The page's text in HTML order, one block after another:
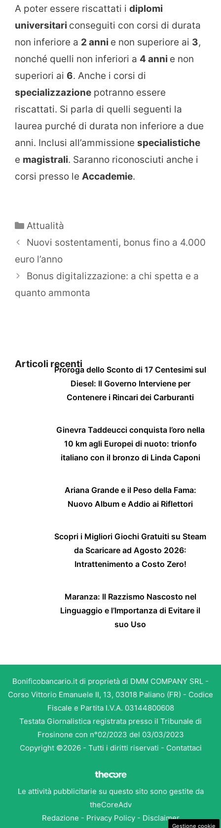
A poter essere riscattati i diplomi
universitari conseguiti con corsi di durata
non inferiore a 2 anni e non superiore ai 3,
nonché quelli non inferiori a 4 anni e non
superiori ai 6. Anche i corsi di
specializzazione potranno essere
riscattati. Si parla di quelli seguenti la
laurea purché di durata non inferiore a due
anni. Inclusi all’ammissione specialistiche
e magistrali. Saranno riconosciuti anche i
corsi presso le Accademie.
Categorie
Attualità
Nuovi sostentamenti, bonus fino a 4.000
euro l’anno
Bonus digitalizzazione: a chi spetta e a
quanto ammonta
Articoli recentiProroga dello Sconto di 17 Centesimi sul
Diesel: Il Governo Interviene per
Contenere i Rincari dei Carburanti
Ginevra Taddeucci conquista l’oro nella
10 km agli Europei di nuoto: trionfo
italiano con il bronzo di Linda Caponi
Ariana Grande e il Peso della Fama:
Nuovo Album e Addio ai Riflettori
Scopri i Migliori Giochi Gratuiti su Steam
da Scaricare ad Agosto 2026:
Intrattenimento a Costo Zero!
Maranza: Il Razzismo Nascosto nel
Linguaggio e l’Importanza di Evitare il
suo Uso
Bonificobancario.it di proprietà di DMM COMPANY SRL -
Corso Vittorio Emanuele II, 13, 03018 Paliano (FR) - Codice
Fiscale e Partita I.V.A. 03144800608
Testata Giornalistica registrata presso il Tribunale di
Frosinone con n°02/2023 del 03/03/2023
Copyright ©2026 - Tutti i diritti riservati - Contattaci
Le attività pubblicitarie su questo sito sono gestite da
theCoreAdv
Redazione - Privacy Policy- Disclaimer
Gestione cookie